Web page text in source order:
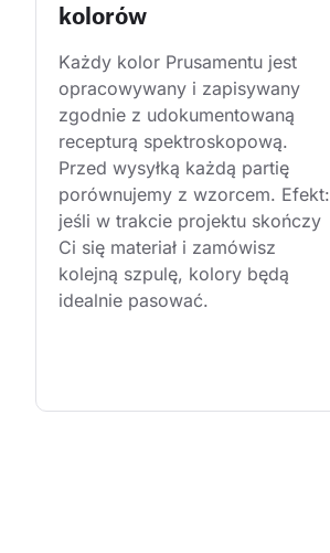
kolorów
Każdy kolor Prusamentu jest
opracowywany i zapisywany
zgodnie z udokumentowaną
recepturą spektroskopową.
Przed wysyłką każdą partię
porównujemy z wzorcem. Efekt:
jeśli w trakcie projektu skończy
Ci się materiał i zamówisz
kolejną szpulę, kolory będą
idealnie pasować.